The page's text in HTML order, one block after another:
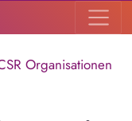
Organisationen